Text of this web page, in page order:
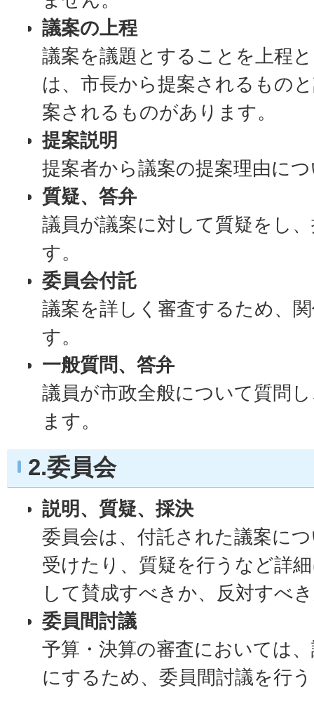
議案の上程
議案を議題とすることを上程
は、市長から提案されるもの
案されるものがあります。
提案説明
提案者から議案の提案理由に
質疑、答弁
議員が議案に対して質疑をし
す。
委員会付託
議案を詳しく審査するため、
す。
一般質問、答弁
議員が市政全般について質問
ます。
2.委員会
説明、質疑、採決
委員会は、付託された議案に
受けたり、質疑を行うなど詳
して賛成すべきか、反対すべ
委員間討議
予算・決算の審査においては
にするため、委員間討議を行